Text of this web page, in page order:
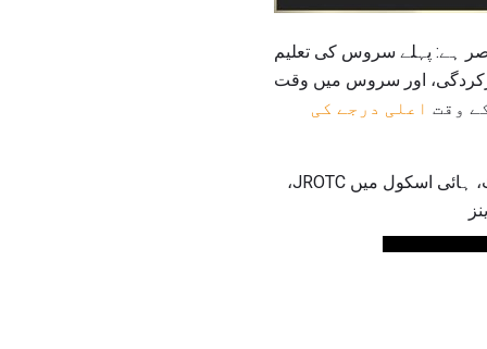
ہے: پہلے سروس کی تعلیم
وقت اعلی درجے کی
کی اجازت دیتا ہے، کالجوں کریڈٹ، ہائی اسکول میں JROTC،